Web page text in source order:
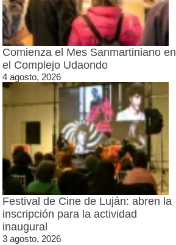
Comienza el Mes Sanmartiniano en
el Complejo Udaondo
4 agosto, 2026
Festival de Cine de Luján: abren la
inscripción para la actividad
inaugural
3 agosto, 2026